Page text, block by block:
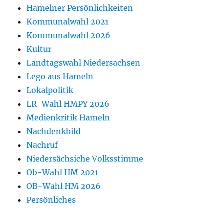
Hamelner Persönlichkeiten
Kommunalwahl 2021
Kommunalwahl 2026
Kultur
Landtagswahl Niedersachsen
Lego aus Hameln
Lokalpolitik
LR-Wahl HMPY 2026
Medienkritik Hameln
Nachdenkbild
Nachruf
Niedersächsiche Volksstimme
Ob-Wahl HM 2021
OB-Wahl HM 2026
Persönliches